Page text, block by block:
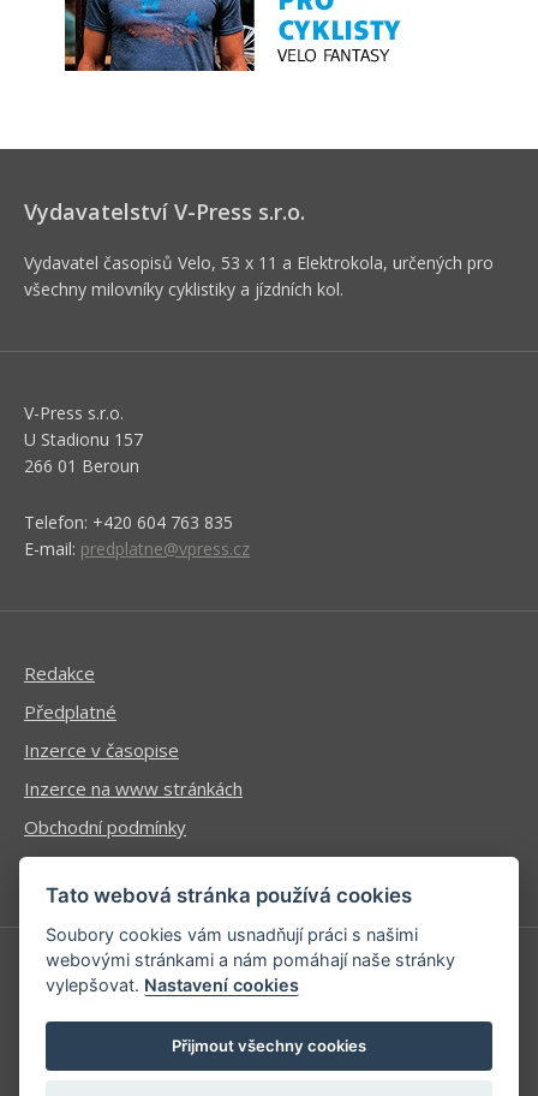
Vydavatelství V-Press s.r.o.
Vydavatel časopisů Velo, 53 x 11 a Elektrokola, určených pro
všechny milovníky cyklistiky a jízdních kol.
V-Press s.r.o.
U Stadionu 157
266 01 Beroun
Telefon: +420 604 763 835
E-mail: predplatne@vpress.cz
Redakce
Předplatné
Inzerce v časopise
Inzerce na www stránkách
Obchodní podmínky
Ochrana osobních údajů
Příhlášení | Registrace
Kontaktní informace
Mapa stránek
Tato webová stránka používá cookies
Soubory cookies vám usnadňují práci s našimi
webovými stránkami a nám pomáhají naše stránky
vylepšovat. Nastavení cookies
Přijmout všechny cookies